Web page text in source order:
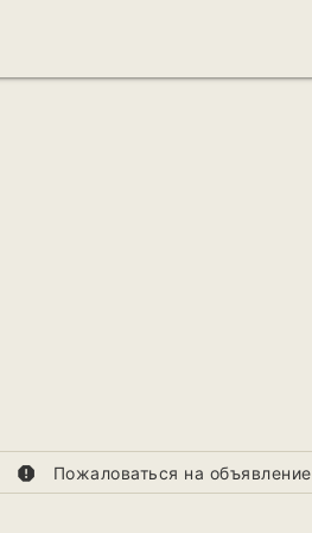
report Пожаловаться на объявление